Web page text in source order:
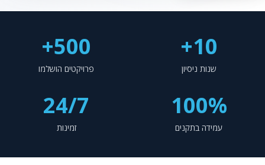
10+
שנות ניסיון
500+
פרויקטים הושלמו
100%
עמידה בתקנים
24/7
זמינות